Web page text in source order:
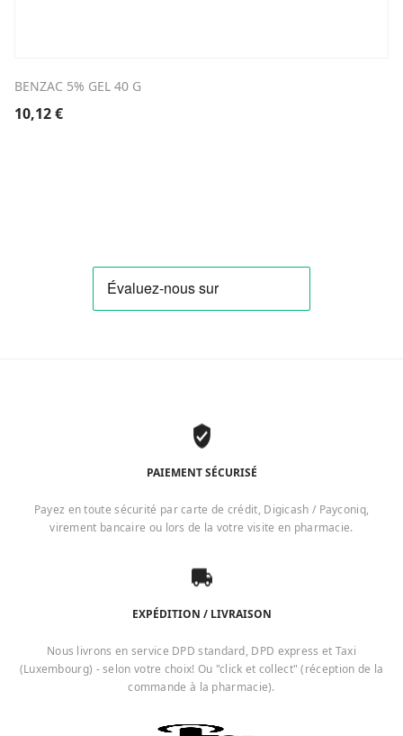
BENZAC 5% GEL 40 G
10,12€
PAIEMENT SÉCURISÉ
Payez en toute sécurité par carte de crédit, Digicash / Payconiq,
virement bancaire ou lors de la votre visite en pharmacie.
EXPÉDITION / LIVRAISON
Nous livrons en service DPD standard, DPD express et Taxi
(Luxembourg) - selon votre choix! Ou "click et collect" (réception de la
commande à la pharmacie).